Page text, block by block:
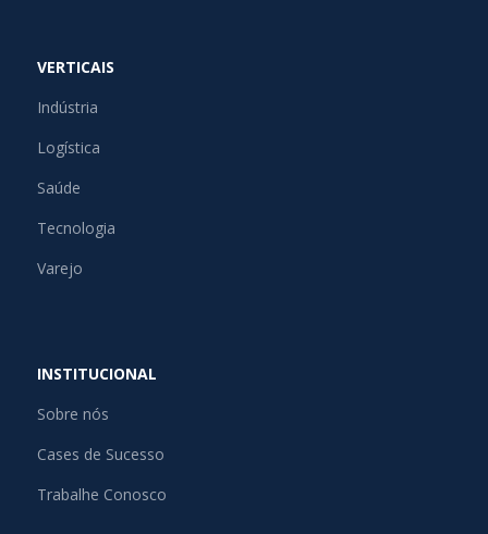
VERTICAIS
Indústria
Logística
Saúde
Tecnologia
Varejo
INSTITUCIONAL
Sobre nós
Cases de Sucesso
Trabalhe Conosco